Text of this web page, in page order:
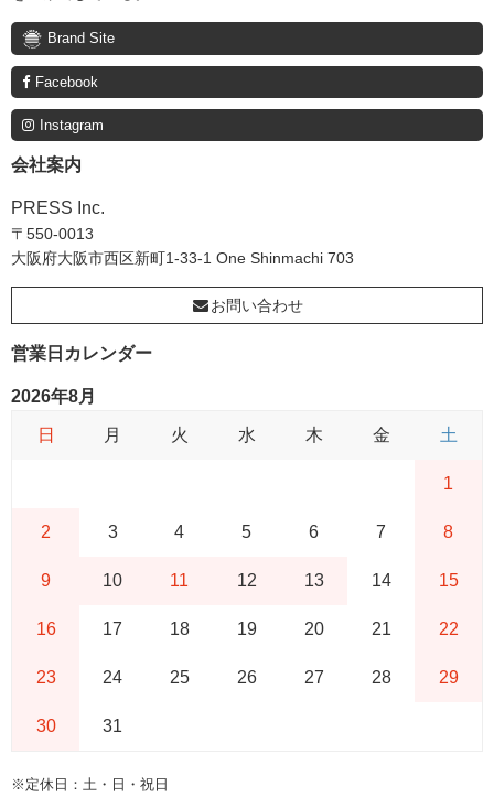
Brand Site
Facebook
Instagram
会社案内
PRESS Inc.
〒550-0013
大阪府大阪市西区新町1-33-1 One Shinmachi 703
お問い合わせ
営業日カレンダー
2026年8月
日 月 火 水 木 金 土
1
2 3 4 5 6 7 8
9 10 11 12 13 14 15
16 17 18 19 20 21 22
23 24 25 26 27 28 29
30 31
※定休日：土・日・祝日